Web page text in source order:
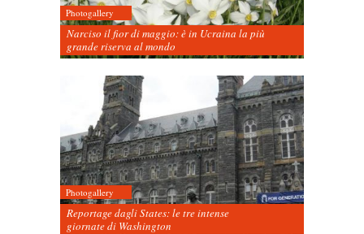
Photogallery
Narciso il fior di maggio: è in Ucraina la più
grande riserva al mondo
Photogallery
Reportage dagli States: le tre intense
giornate di Washington